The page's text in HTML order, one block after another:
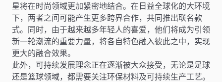
星将在时尚领域更加紧密地结合。在日益全球化的大环境
下，两者之间可能产生更多跨界合作，共同推出联名款
式。同时，由于越来越多年轻人的喜爱，他们将成为引领
新一轮潮流的重要力量，将各自特色融入彼此之中，实现
更大的融合效果。
此外，可持续发展理念正在逐渐被大众接受，无论是足球
还是篮球领域，都需要关注环保材料及可持续生产工艺。